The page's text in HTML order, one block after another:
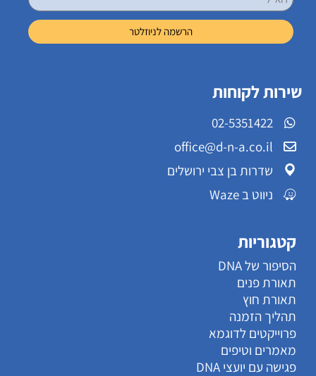
שירות לקוחות
02-5351422
office@d-n-a.co.il
שדרות בן צבי ירושלים
ניווט ב Waze
קטגוריות
הסיפור של DNA
תאורת פנים
תאורת חוץ
תהליך הזמנה
פרוייקטים לדוגמא
מאמרים וטיפים
פגישה עם יועצי DNA